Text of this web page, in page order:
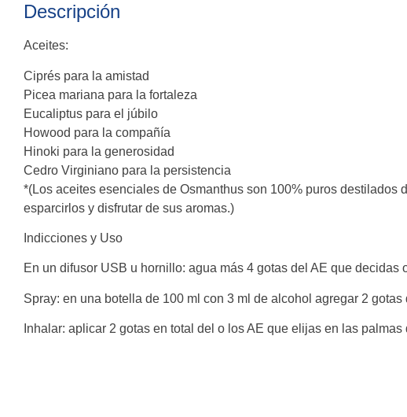
Descripción
Aceites:
Ciprés para la amistad
Picea mariana para la fortaleza
Eucaliptus para el júbilo
Howood para la compañía
Hinoki para la generosidad
Cedro Virginiano para la persistencia
*(Los aceites esenciales de Osmanthus son 100% puros
esparcirlos y disfrutar de sus aromas.)
Indicciones y Uso
En un difusor USB u hornillo: agua más 4 gotas del AE que
Spray: en una botella de 100 ml con 3 ml de alcohol agregar 2
Inhalar: aplicar 2 gotas en total del o los AE que elijas en las